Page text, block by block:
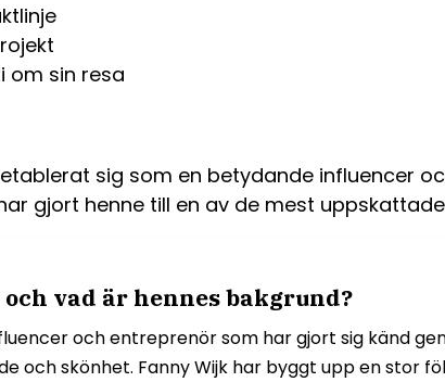
om sin resa
sig som en betydande influencer
gjort henne till en av de mest
vad är hennes bakgrund?
och entreprenör som har gjort sig känd
och skönhet. Fanny Wijk har byggt upp en stor